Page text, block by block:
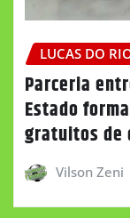
LUCAS DO
Parceria
Estado
gratuitos de
Vilson Zeni